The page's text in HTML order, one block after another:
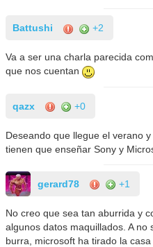
Battushi +2
Va a ser una charla parecida
que nos cuentan
qazx +0
Deseando que llegue el verano
tienen que enseñar Sony y
gerard78 +1
No creo que sea tan aburrida y
algunos datos maquillados. A no
burra, microsoft ha tirado la